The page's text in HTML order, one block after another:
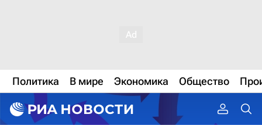
Политика В мире Экономика Общество